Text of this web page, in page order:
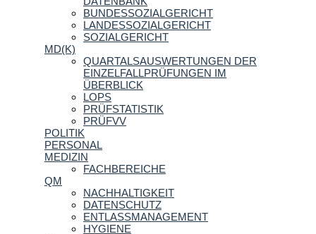
BUNDESSOZIALGERICHT
LANDESSOZIALGERICHT
SOZIALGERICHT
MD(K)
QUARTALSAUSWERTUNGEN DER
EINZELFALLPRÜFUNGEN IM
ÜBERBLICK
LOPS
PRÜFSTATISTIK
PRÜFVV
POLITIK
PERSONAL
MEDIZIN
FACHBEREICHE
QM
NACHHALTIGKEIT
DATENSCHUTZ
ENTLASSMANAGEMENT
HYGIENE